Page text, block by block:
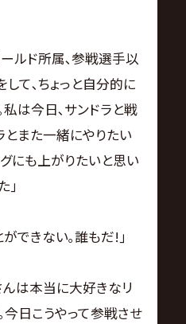
ルド所属､参戦選手以
て､ちょっと自分的に
は今日､サンドラと戦
とまた一緒にやりたい
にも上がりたいと思い
｣
できない｡誰もだ!｣
は本当に大好きなリ
今日こうやって参戦させ